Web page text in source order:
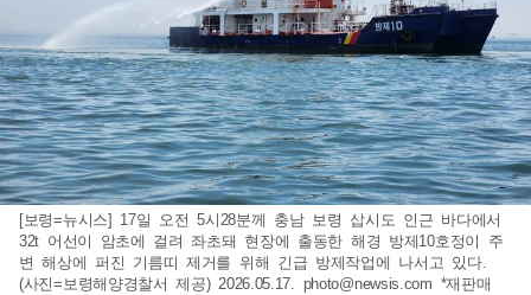
[보령=뉴시스] 17일 오전 5시28분께 충남 보령 삽시도 인근 바다에서
32t 어선이 암초에 걸려 좌초돼 현장에 출동한 해경 방제10호정이 주
변 해상에 퍼진 기름띠 제거를 위해 긴급 방제작업에 나서고 있다.
(사진=보령해양경찰서 제공) 2026.05.17. photo@newsis.com *재판매